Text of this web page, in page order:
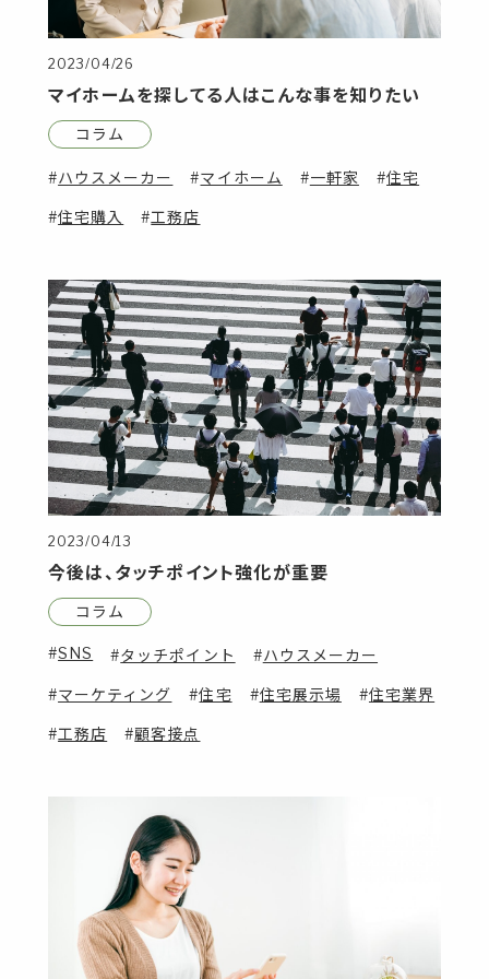
2023/04/26
マイホームを探してる人はこんな事を知りたい
コラム
ハウスメーカー マイホーム 一軒家 住宅
住宅購入 工務店
2023/04/13
今後は、タッチポイント強化が重要
コラム
SNS タッチポイント ハウスメーカー
マーケティング 住宅 住宅展示場 住宅業界
工務店 顧客接点